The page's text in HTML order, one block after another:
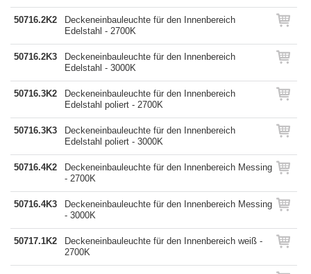
50716.2K2
Deckeneinbauleuchte für den Innenbereich
Edelstahl - 2700K
50716.2K3
Deckeneinbauleuchte für den Innenbereich
Edelstahl - 3000K
50716.3K2
Deckeneinbauleuchte für den Innenbereich
Edelstahl poliert - 2700K
50716.3K3
Deckeneinbauleuchte für den Innenbereich
Edelstahl poliert - 3000K
50716.4K2
Deckeneinbauleuchte für den Innenbereich Messing
- 2700K
50716.4K3
Deckeneinbauleuchte für den Innenbereich Messing
- 3000K
50717.1K2
Deckeneinbauleuchte für den Innenbereich weiß -
2700K